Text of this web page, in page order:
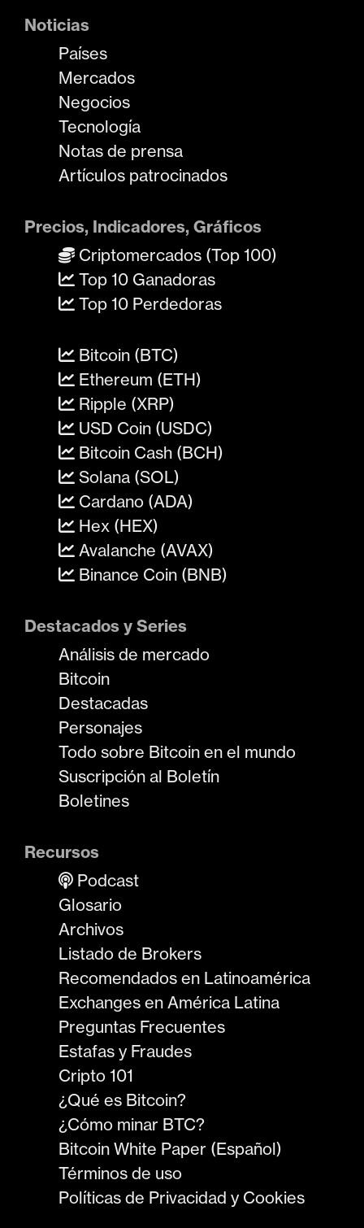
Noticias
Países
Mercados
Negocios
Tecnología
Notas de prensa
Artículos patrocinados
Precios, Indicadores, Gráficos
Criptomercados (Top 100)
Top 10 Ganadoras
Top 10 Perdedoras
Bitcoin (BTC)
Ethereum (ETH)
Ripple (XRP)
USD Coin (USDC)
Bitcoin Cash (BCH)
Solana (SOL)
Cardano (ADA)
Hex (HEX)
Avalanche (AVAX)
Binance Coin (BNB)
Destacados y Series
Análisis de mercado
Bitcoin
Destacadas
Personajes
Todo sobre Bitcoin en el mundo
Suscripción al Boletín
Boletines
Recursos
Podcast
Glosario
Archivos
Listado de Brokers
Recomendados en Latinoamérica
Exchanges en América Latina
Preguntas Frecuentes
Estafas y Fraudes
Cripto 101
¿Qué es Bitcoin?
¿Cómo minar BTC?
Bitcoin White Paper (Español)
Términos de uso
Políticas de Privacidad y Cookies